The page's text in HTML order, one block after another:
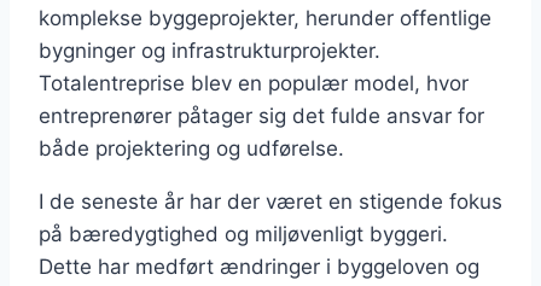
komplekse byggeprojekter, herunder offentlige
bygninger og infrastrukturprojekter.
Totalentreprise blev en populær model, hvor
entreprenører påtager sig det fulde ansvar for
både projektering og udførelse.
I de seneste år har der været en stigende fokus
på bæredygtighed og miljøvenligt byggeri.
Dette har medført ændringer i byggeloven og